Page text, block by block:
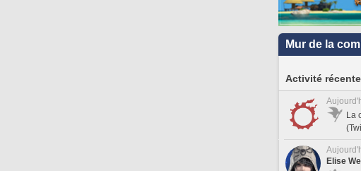
Mur de la
Activité récente
La
Elise